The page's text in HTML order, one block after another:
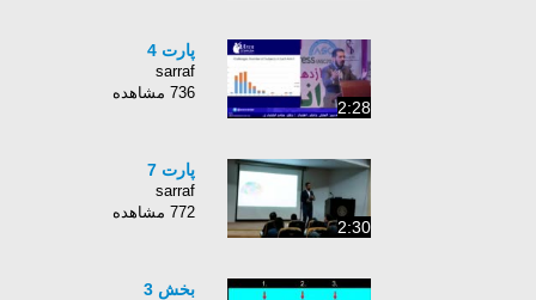
2:28
پارت 4
sarraf
736 مشاهده
2:30
پارت 7
sarraf
772 مشاهده
بخش 3